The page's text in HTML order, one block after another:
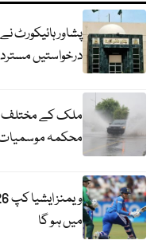
پشاور ہائیکورٹ
درخواستیں
ملک کے مختلف
محکمہ موسمیات
میں ہو گا